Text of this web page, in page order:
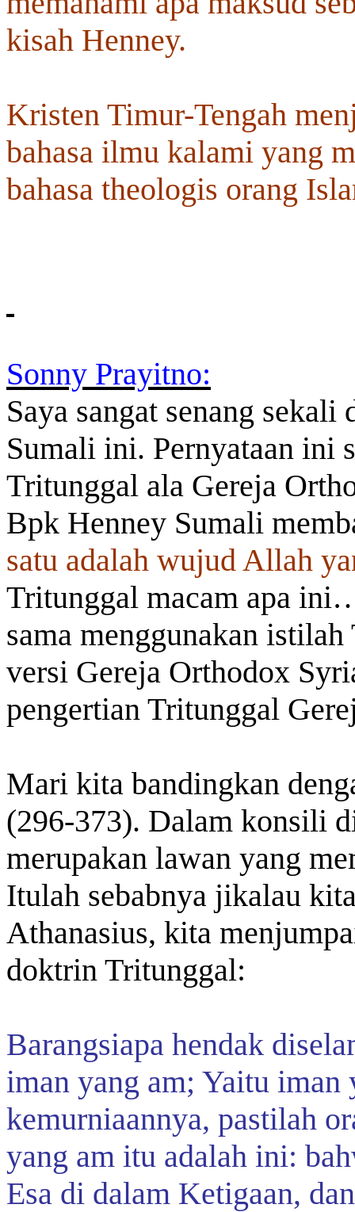
kisah Henney.
Kristen Timur-Tengah
bahasa ilmu kalami yang
bahasa theologis orang
Sonny Prayitno:
Saya sangat senang
Sumali ini. Pernyataan ini
Tritunggal ala Gereja
Bpk Henney Sumali
satu adalah wujud Allah
Tritunggal macam apa
sama menggunakan
versi Gereja Orthodox
pengertian Tritunggal
Mari kita bandingkan
(296-373). Dalam konsili
merupakan lawan yang
Itulah sebabnya jikalau
Athanasius, kita
doktrin Tritunggal:
Barangsiapa hendak
iman yang am; Yaitu
kemurniaannya, pastilah
yang am itu adalah ini:
Esa di dalam Ketigaan,